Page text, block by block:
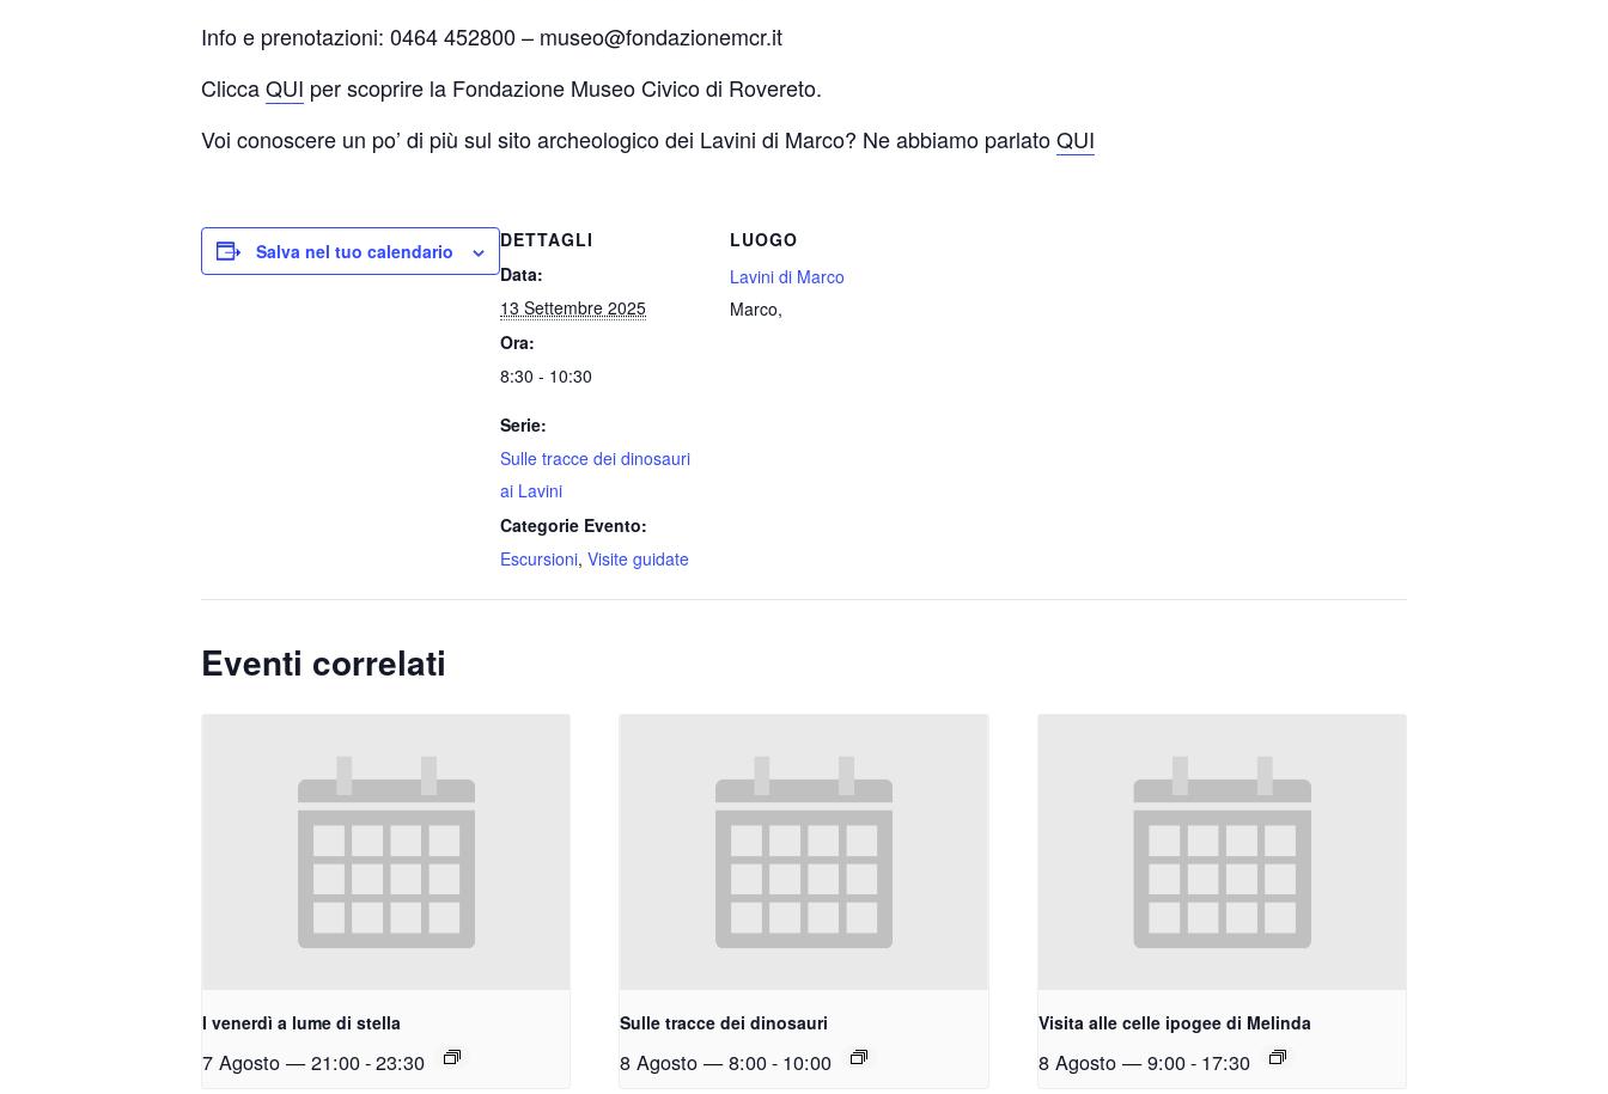
Info e prenotazioni: 0464 452800 – museo@fondazionemcr.it
CliccaQUI per scoprire la Fondazione Museo Civico di Rovereto.
Voi conoscere un po’ di più sul sito archeologico dei Lavini di Marco? Ne abbiamo parlatoQUI
Salva nel tuo calendario
DETTAGLI
Data:
13 Settembre 2025
Ora:
8:30 - 10:30
Serie:
Sulle tracce dei dinosauri
ai Lavini
Categorie Evento:
Escursioni, Visite guidate
LUOGO
Lavini di Marco
Marco,
Eventi correlati
I venerdì a lume di stella
7 Agosto — 21:00-23:30
Sulle tracce dei dinosauri
8 Agosto — 8:00- 10:00
Visita alle celle ipogee di Melinda
8 Agosto — 9:00- 17:30